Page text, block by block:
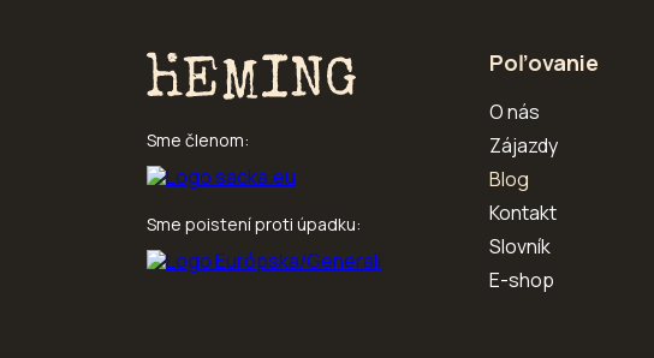
Sme členom:
Sme poistení proti úpadku:
Poľovanie
O nás
Zájazdy
Blog
Kontakt
Slovník
E-shop